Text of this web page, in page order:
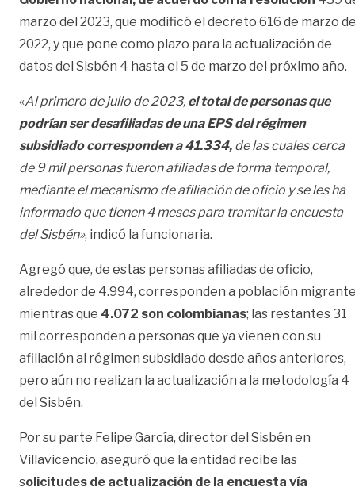
marzo del 2023, que modificó el decreto 616 de marzo
2022, y que pone como plazo para la actualización de
datos del Sisbén 4 hasta el 5 de marzo del próximo año.
«Al primero de julio de 2023, el total de personas que
podrían ser desafiliadas de una EPS del régimen
subsidiado corresponden a 41.334, de las cuales cerca
de 9 mil personas fueron afiliadas de forma temporal,
mediante el mecanismo de afiliación de oficio y se les ha
informado que tienen 4 meses para tramitar la encuesta
del Sisbén», indicó la funcionaria.
Agregó que, de estas personas afiliadas de oficio,
alrededor de 4.994, corresponden a población
mientras que 4.072 son colombianas; las restantes 31
mil corresponden a personas que ya vienen con su
afiliación al régimen subsidiado desde años anteriores,
pero aún no realizan la actualización a la metodología 4
del Sisbén.
Por su parte Felipe García, director del Sisbén en
Villavicencio, aseguró que la entidad recibe las
solicitudes de actualización de la encuesta vía